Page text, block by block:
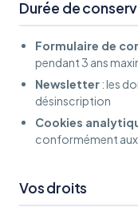
Durée de
Formulaire de
pendant 3 ans
Newsletter: les
désinscription
Cookies
conformément aux
Vos droits